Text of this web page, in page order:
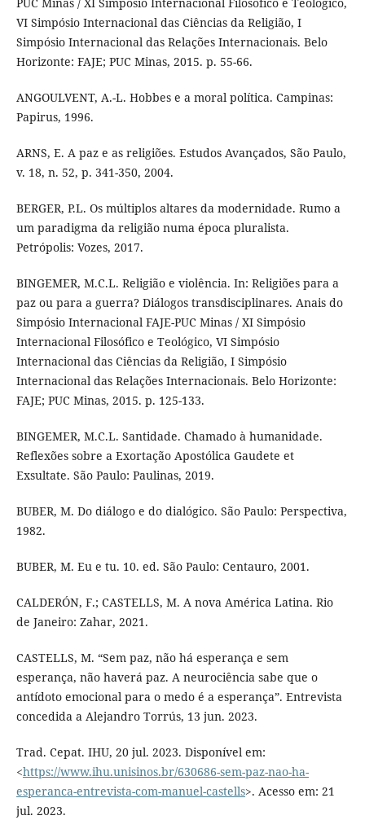
VI Simpósio Internacional das Ciências da Religião, I
Simpósio Internacional das Relações Internacionais. Belo
Horizonte: FAJE; PUC Minas, 2015. p. 55-66.
ANGOULVENT, A.-L. Hobbes e a moral política. Campinas:
Papirus, 1996.
ARNS, E. A paz e as religiões. Estudos Avançados, São Paulo,
v. 18, n. 52, p. 341-350, 2004.
BERGER, P.L. Os múltiplos altares da modernidade. Rumo a
um paradigma da religião numa época pluralista.
Petrópolis: Vozes, 2017.
BINGEMER, M.C.L. Religião e violência. In: Religiões para a
paz ou para a guerra? Diálogos transdisciplinares. Anais do
Simpósio Internacional FAJE-PUC Minas / XI Simpósio
Internacional Filosófico e Teológico, VI Simpósio
Internacional das Ciências da Religião, I Simpósio
Internacional das Relações Internacionais. Belo Horizonte:
FAJE; PUC Minas, 2015. p. 125-133.
BINGEMER, M.C.L. Santidade. Chamado à humanidade.
Reflexões sobre a Exortação Apostólica Gaudete et
Exsultate. São Paulo: Paulinas, 2019.
BUBER, M. Do diálogo e do dialógico. São Paulo: Perspectiva,
1982.
BUBER, M. Eu e tu. 10. ed. São Paulo: Centauro, 2001.
CALDERÓN, F.; CASTELLS, M. A nova América Latina. Rio
de Janeiro: Zahar, 2021.
CASTELLS, M. “Sem paz, não há esperança e sem
esperança, não haverá paz. A neurociência sabe que o
antídoto emocional para o medo é a esperança”. Entrevista
concedida a Alejandro Torrús, 13 jun. 2023.
Trad. Cepat. IHU, 20 jul. 2023. Disponível em:
<https://www.ihu.unisinos.br/630686-sem-paz-nao-ha-
esperanca-entrevista-com-manuel-castells>. Acesso em: 21
jul. 2023.